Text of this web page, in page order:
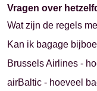
Vragen over
Wat zijn de regels
Kan ik bagage
Brussels Airlines -
airBaltic - hoeveel